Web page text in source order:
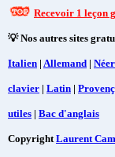
Recevoir 1 leçon
💡 Nos autres sites
Italien | Allemand |
clavier | Latin |
utiles | Bac d'anglais
CopyrightLaurent